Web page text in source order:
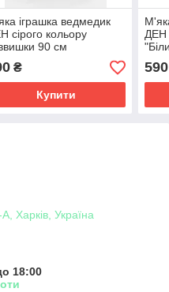
іграшка ведмедик
сірого кольору
90 см
₴
Купити
ДЕН
590
Харків, Україна
18:00